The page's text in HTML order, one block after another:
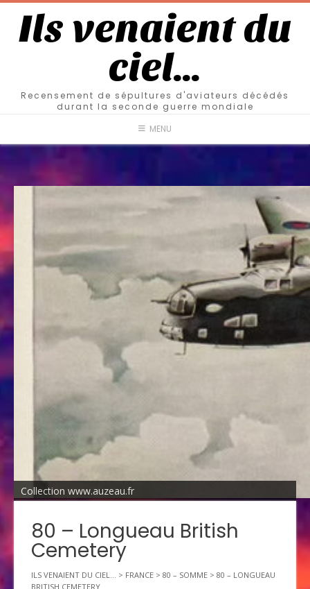
Ils venaient du
ciel…
Recensement de sépultures d'aviateurs décédés
durant la seconde guerre mondiale
MENU
Collection www.auzeau.fr
80 – Longueau British
Cemetery
ILS VENAIENT DU CIEL... > FRANCE > 80 – SOMME > 80 – LONGUEAU
BRITISH CEMETERY